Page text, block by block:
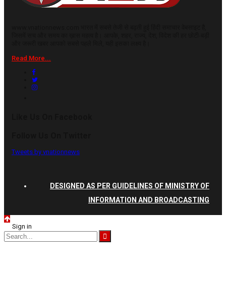
Read More...
Tweets by vnationnews
DESIGNED AS PER GUIDELINES OF MINISTRY OF
INFORMATION AND BROADCASTING
Sign in